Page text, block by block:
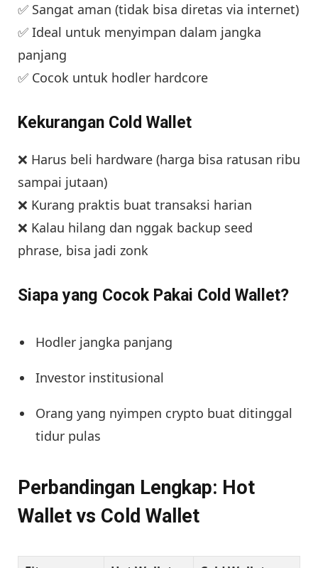
✅ Sangat aman (tidak bisa diretas via internet)
✅ Ideal untuk menyimpan dalam jangka
panjang
✅ Cocok untuk hodler hardcore
Kekurangan Cold Wallet
❌ Harus beli hardware (harga bisa ratusan ribu
sampai jutaan)
❌ Kurang praktis buat transaksi harian
❌ Kalau hilang dan nggak backup seed
phrase, bisa jadi zonk
Siapa yang Cocok Pakai Cold Wallet?
Hodler jangka panjang
Investor institusional
Orang yang nyimpen crypto buat ditinggal
tidur pulas
Perbandingan Lengkap: Hot
Wallet vs Cold Wallet